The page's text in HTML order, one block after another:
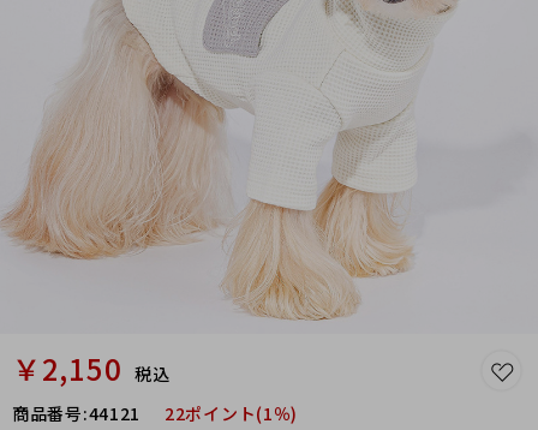
￥2,150 税込
商品番号:44121 22ポイント(1％)